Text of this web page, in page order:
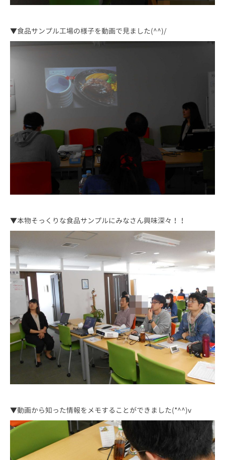
▼食品サンプル工場の様子を動画で見ました(^^)/
▼本物そっくりな食品サンプルにみなさん興味深々！！
▼動画から知った情報をメモすることができました(*^^)v